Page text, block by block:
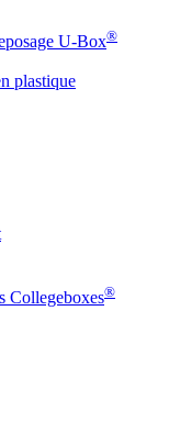
U-Box®
plastique
Collegeboxes®